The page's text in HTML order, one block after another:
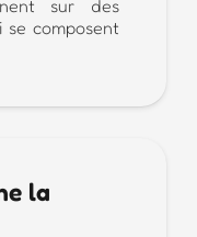
sur des
se composent
la